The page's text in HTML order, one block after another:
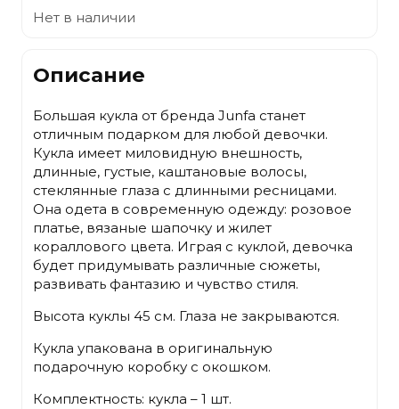
Нет в наличии
Описание
Большая кукла от бренда Junfa станет
отличным подарком для любой девочки.
Кукла имеет миловидную внешность,
длинные, густые, каштановые волосы,
стеклянные глаза с длинными ресницами.
Она одета в современную одежду: розовое
платье, вязаные шапочку и жилет
кораллового цвета. Играя с куклой, девочка
будет придумывать различные сюжеты,
развивать фантазию и чувство стиля.
Высота куклы 45 см. Глаза не закрываются.
Кукла упакована в оригинальную
подарочную коробку с окошком.
Комплектность: кукла – 1 шт.